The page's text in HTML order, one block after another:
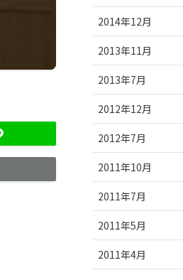
2014年12月
2013年11月
2013年7月
2012年12月
2012年7月
2011年10月
2011年7月
2011年5月
2011年4月